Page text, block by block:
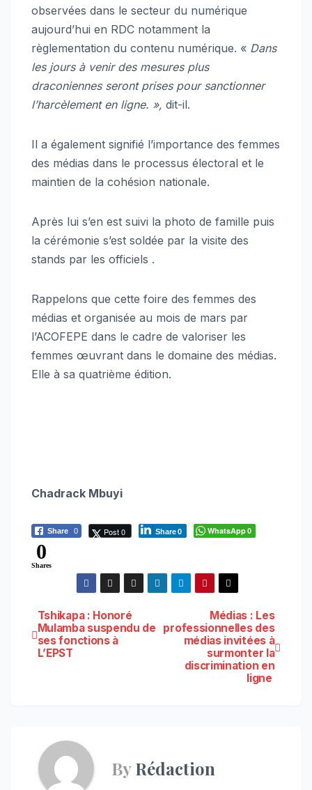
observées dans le secteur du numérique
aujourd’hui en RDC notamment la
règlementation du contenu numérique. « Dans
les jours à venir des mesures plus
draconiennes seront prises pour sanctionner
l’harcèlement en ligne. », dit-il.
Il a également signifié l’importance des femmes
des médias dans le processus électoral et le
maintien de la cohésion nationale.
Après lui s’en est suivi la photo de famille puis
la cérémonie s’est soldée par la visite des
stands par les officiels .
Rappelons que cette foire des femmes des
médias et organisée au mois de mars par
l’ACOFEPE dans le cadre de valoriser les
femmes œuvrant dans le domaine des médias.
Elle à sa quatrième édition.
Chadrack Mbuyi
Share 0 Post 0 Share0 WhatsApp0
0
Shares
Navigation
de
Médias : Les
professionnelles des
médias invitées à
surmonter la
discrimination en
ligne
Tshikapa : Honoré
Mulamba suspendu de
ses fonctions à
L’EPST
ByRédaction